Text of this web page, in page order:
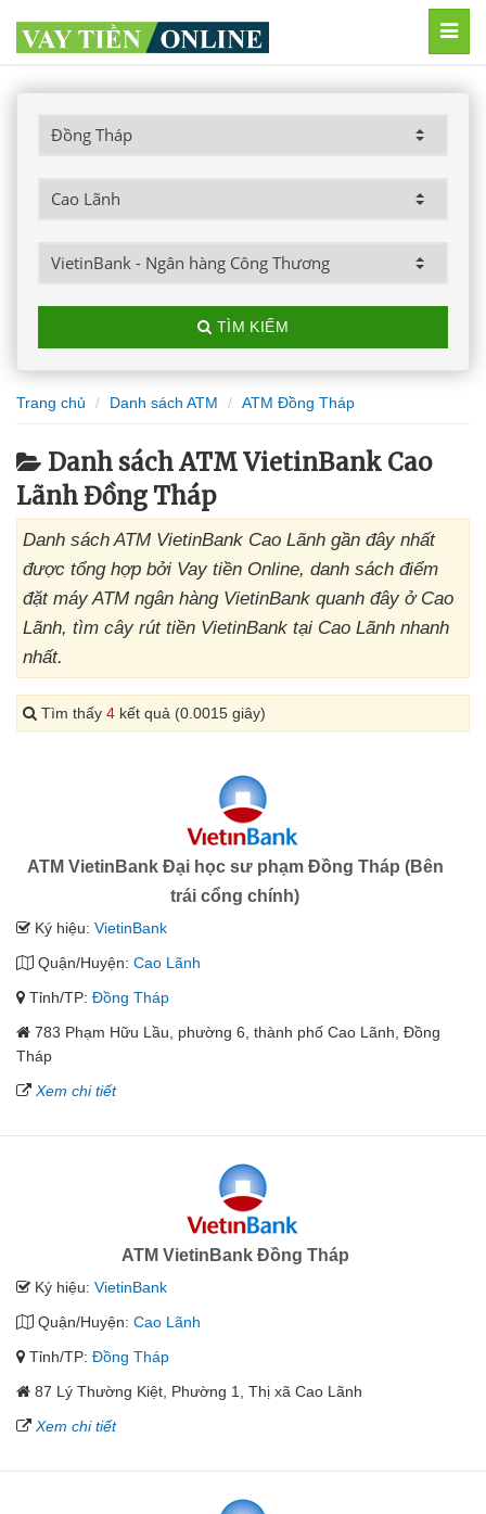
TÌM KIẾM
Trang chủ Danh sách ATM ATM Đồng Tháp
Danh sách ATM VietinBank Cao
Lãnh Đồng Tháp
Danh sách ATM VietinBank Cao Lãnh gần đây nhất
được tổng hợp bởi Vay tiền Online, danh sách điểm
đặt máy ATM ngân hàng VietinBank quanh đây ở Cao
Lãnh, tìm cây rút tiền VietinBank tại Cao Lãnh nhanh
nhất.
Tìm thấy 4 kết quả (0.0015 giây)
ATM VietinBank Đại học sư phạm Đồng Tháp (Bên
trái cổng chính)
Ký hiệu: VietinBank
Quận/Huyện: Cao Lãnh
Tỉnh/TP: Đồng Tháp
783 Phạm Hữu Lầu, phường 6, thành phố Cao Lãnh, Đồng
Tháp
Xem chi tiết
ATM VietinBank Đồng Tháp
Ký hiệu: VietinBank
Quận/Huyện: Cao Lãnh
Tỉnh/TP: Đồng Tháp
87 Lý Thường Kiệt, Phường 1, Thị xã Cao Lãnh
Xem chi tiết